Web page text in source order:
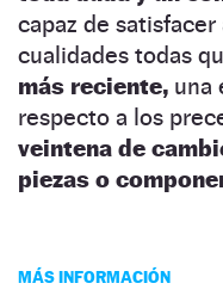
capaz de
cualidades todas
más reciente, una
respecto a los
veintena de
piezas o
MÁS INFORMACIÓN